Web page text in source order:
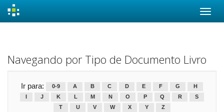
Navegando por Tipo de Documento Livro
Ir para: 0-9 A B C D E F G
H
J K L M N O P Q R
S
T
U V W X Y Z